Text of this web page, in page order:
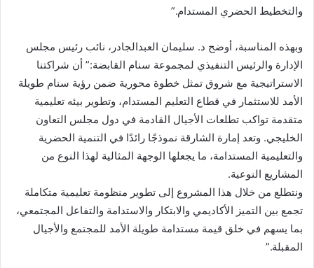
والتخطيط الحضري المستدام.”
وبهذه المناسبة، أوضح د. سليمان العبدالجادر، نائب رئيس مجلس
الإدارة والرئيس التنفيذي لمجموعة سنام القابضة:” أن شراكتنا
الاستراتيجية مع شروق تمثل خطوة محورية ضمن رؤية سنام طويلة
الأمد للاستثمار في قطاع التعليم المستدام، وتطوير بيئه تعليمية
متقدمة تواكب تطلعات الأجيال القادمة في دول مجلس التعاون
الخليجي. وتعد إمارة الشارقة نموذجًا رائدًا في التنمية الحضرية
والتعليمية المستدامة، ما يجعلها الوجهة المثالية لهذا النوع من
المشاريع النوعية.
ونتطلع من خلال هذا المشروع إلى تطوير منظومة تعليمية متكاملة
تجمع بين التميز الأكاديمي والابتكار والاستدامة والتفاعل المجتمعي،
بما يسهم في خلق قيمة مستدامة طويلة الأمد للمجتمع والأجيال
المقبلة.”